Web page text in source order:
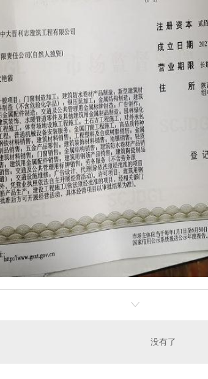
汉中
没有了